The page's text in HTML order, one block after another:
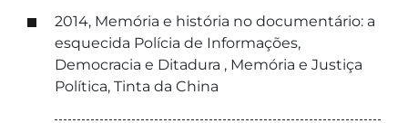
2014, Memória e história no documentário: a
esquecida Polícia de Informações,
Democracia e Ditadura , Memória e Justiça
Política, Tinta da China